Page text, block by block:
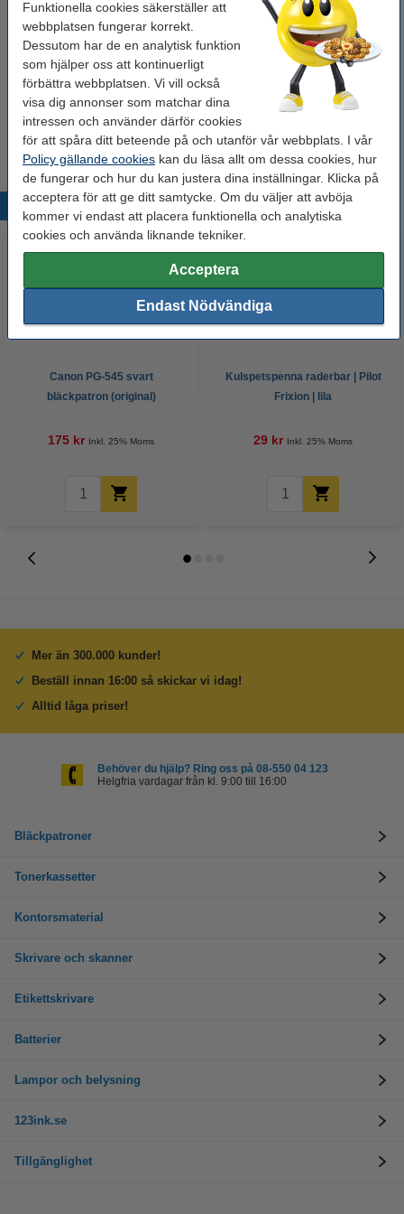
Funktionella cookies säkerställer att
webbplatsen fungerar korrekt.
Dessutom har de en analytisk funktion
som hjälper oss att kontinuerligt
förbättra webbplatsen. Vi vill också
visa dig annonser som matchar dina
intressen och använder därför cookies
för att spåra ditt beteende på och utanför vår webbplats. I vår
Policy gällande cookies kan du läsa allt om dessa cookies, hur
de fungerar och hur du kan justera dina inställningar. Klicka på
acceptera för att ge ditt samtycke. Om du väljer att avböja
kommer vi endast att placera funktionella och analytiska
cookies och använda liknande tekniker.
Acceptera
Endast Nödvändiga
Typ: medium förvaringslåda
Mått: 369x281x200mm (LxBxH)
Färg: lila
Vårt artikelnr: 211748
Populära produkter
Canon PG-545 svart
bläckpatron (original)
175 kr Inkl. 25% Moms
Kulspetspenna raderbar | Pilot
Frixion | lila
29 kr Inkl. 25% Moms
Mer än 300.000 kunder!
Beställ innan 16:00 så skickar vi idag!
Alltid låga priser!
Behöver du hjälp? Ring oss på 08-550 04 123
Helgfria vardagar från kl. 9:00 till 16:00
Bläckpatroner
Tonerkassetter
Kontorsmaterial
Skrivare och skanner
Etikettskrivare
Batterier
Lampor och belysning
123ink.se
Tillgänglighet